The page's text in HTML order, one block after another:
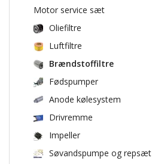
Motor service sæt
Oliefiltre
Luftfiltre
Brændstoffiltre
Fødspumper
Anode kølesystem
Drivremme
Impeller
Søvandspumpe og repsæt